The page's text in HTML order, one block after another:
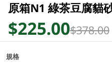
原箱N1 綠茶豆腐貓
$225.00$378.00
規格